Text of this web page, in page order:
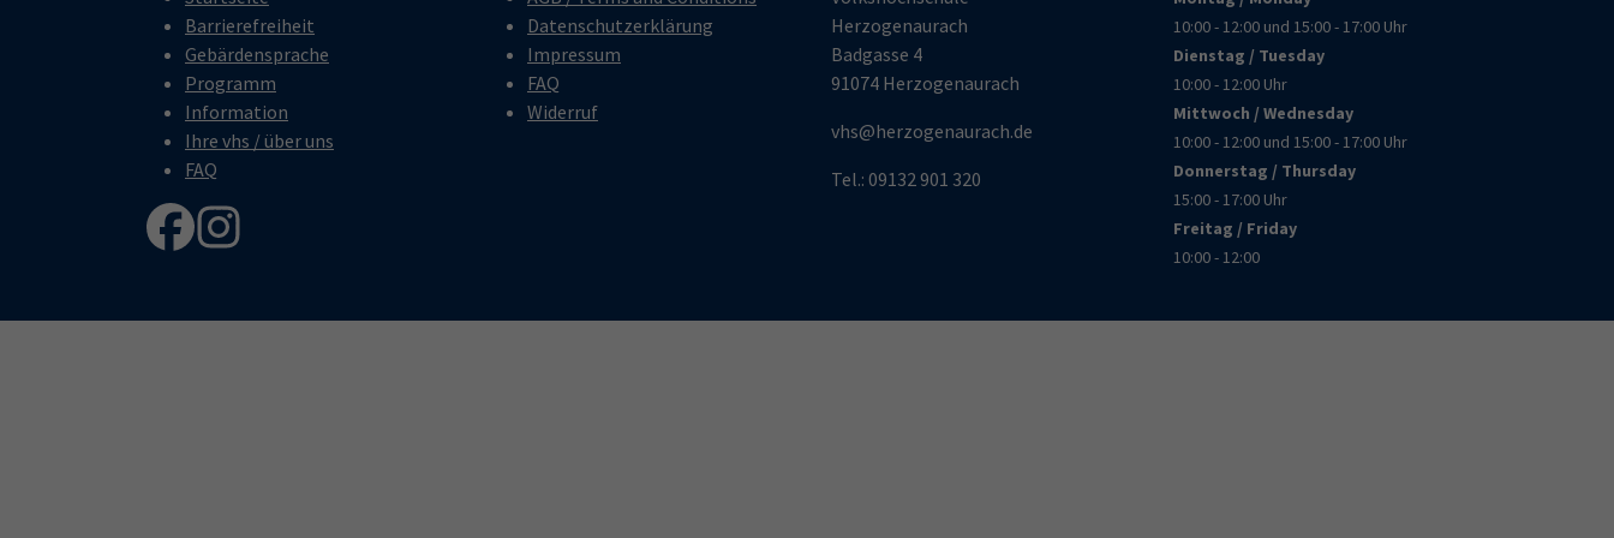
Barrierefreiheit
Gebärdensprache
Programm
Information
Ihre vhs / über uns
FAQ
Datenschutzerklärung
Impressum
FAQ
Widerruf
Herzogenaurach
Badgasse 4
91074 Herzogenaurach
vhs@herzogenaurach.de
Tel.: 09132 901 320
10:00 - 12:00 und 15:00 - 17:00 Uhr
Dienstag / Tuesday
10:00 - 12:00 Uhr
Mittwoch / Wednesday
10:00 - 12:00 und 15:00 - 17:00 Uhr
Donnerstag / Thursday
15:00 - 17:00 Uhr
Freitag / Friday
10:00 - 12:00